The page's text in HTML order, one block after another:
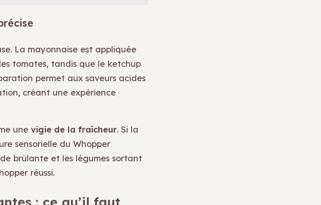
La mayonnaise est appliquée
tomates, tandis que le ketchup
permet aux saveurs acides
créant une expérience
une vigie de la fraîcheur. Si la
sensorielle du Whopper
brûlante et les légumes sortant
réussi.
: ce qu’il faut